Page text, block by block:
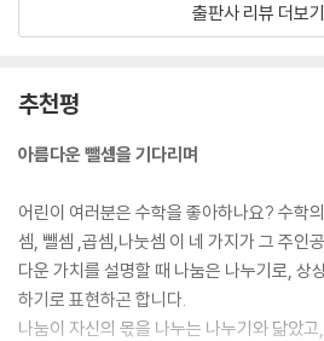
거대담론이 중요하다고 생각하지 않습니다.
자연스러운 일이 되었으면 좋겠습니다. 울어
수건을 준비하고, 좋은 일이 있다면 같이 함
- 엄윤숙
출판사 리뷰 더보기
추천평
아름다운 뺄셈을 기다리며
어린이 여러분은 수학을 좋아하나요? 수학
셈, 뺄셈 ,곱셈,나눗셈 이 네 가지가 그 주인
다운 가치를 설명할 때 나눔은 나누기로, 상
하기로 표현하곤 합니다.
나눔이 자신의 몫을 나누는 나누기와 닮았